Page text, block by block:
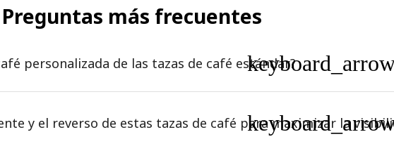
Preguntas más frecuentes
personalizada de las tazas de café estándar?
y el reverso de estas tazas de café para maximizar la